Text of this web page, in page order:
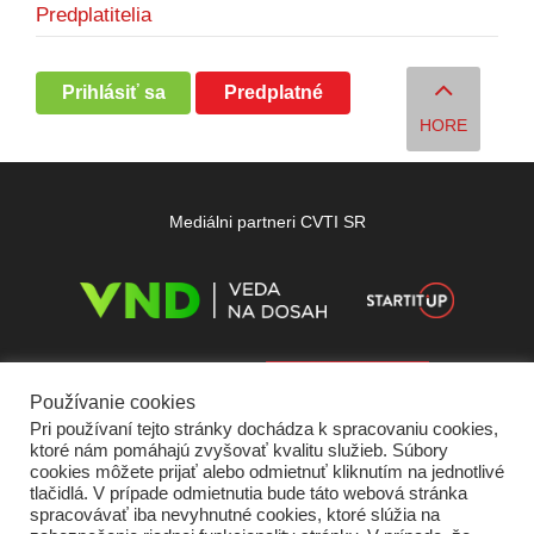
Predplatitelia
Prihlásiť sa Predplatné
HORE
Mediálni partneri CVTI SR
Používanie cookies
Pri používaní tejto stránky dochádza k spracovaniu cookies,
ktoré nám pomáhajú zvyšovať kvalitu služieb. Súbory
cookies môžete prijať alebo odmietnuť kliknutím na jednotlivé
tlačidlá. V prípade odmietnutia bude táto webová stránka
spracovávať iba nevyhnutné cookies, ktoré slúžia na